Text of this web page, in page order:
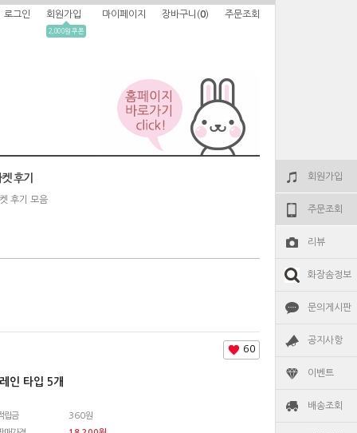
회원가입
주문조회
리뷰
화장솜정보
문의게시판
공지사항
이벤트
배송조회
로그인 회원가입
2,000원 쿠폰
마이페이지 장바구니(0) 주문조회
후기
후기 모음
60
인 타입 5개
립금
360원